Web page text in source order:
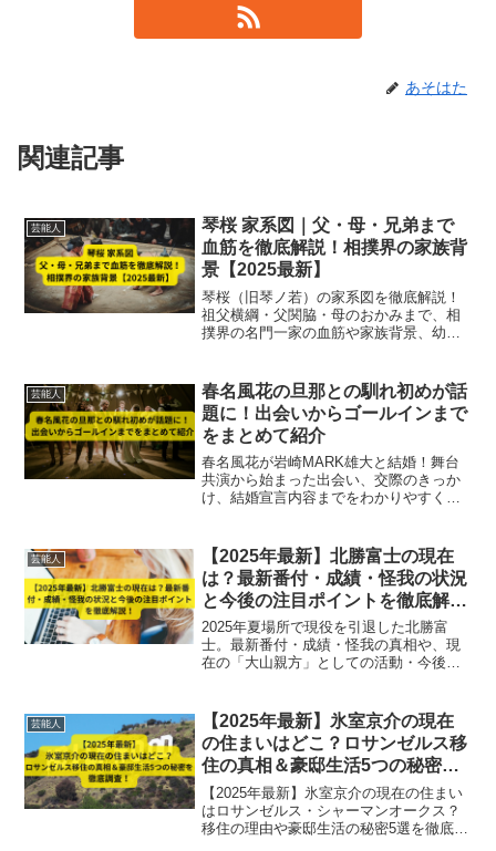
あそはた
関連記事
芸能人
琴桜 家系図｜父・母・兄弟まで
血筋を徹底解説！相撲界の家族背
景【2025最新】
琴桜（旧琴ノ若）の家系図を徹底解説！
祖父横綱・父関脇・母のおかみまで、相
撲界の名門一家の血筋や家族背景、幼少
芸能人
春名風花の旦那との馴れ初めが話
題に！出会いからゴールインまで
をまとめて紹介
春名風花が岩崎MARK雄大と結婚！舞台
共演から始まった出会い、交際のきっか
け、結婚宣言内容までをわかりやすくま
芸能人
【2025年最新】北勝富士の現在
は？最新番付・成績・怪我の状況
と今後の注目ポイントを徹底解
説！
2025年夏場所で現役を引退した北勝富
士。最新番付・成績・怪我の真相や、現
在の「大山親方」としての活動・今後の
芸能人
【2025年最新】氷室京介の現在
の住まいはどこ？ロサンゼルス移
住の真相＆豪邸生活5つの秘密を
徹底調査！
【2025年最新】氷室京介の現在の住まい
はロサンゼルス・シャーマンオークス？
移住の理由や豪邸生活の秘密5選を徹底解